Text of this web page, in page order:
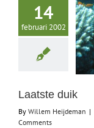
14
februari 2002
Laatste duik
By Willem Heijdeman |
Comments